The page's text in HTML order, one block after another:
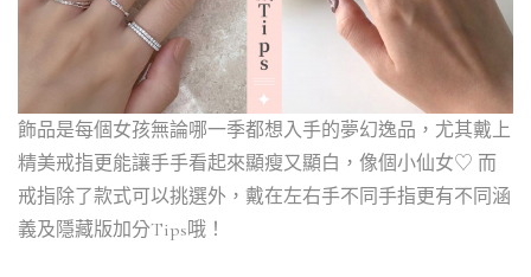
飾品是每個女孩無論哪一季都想入手的夢幻逸品 ，尤其戴上
精美戒指更能讓手手看起來顯瘦又顯白，像個小仙女♡ 而
戒指 除了款式可以挑選外，戴在左右手不同手指更有不同涵
義及隱藏版加分Tips哦！